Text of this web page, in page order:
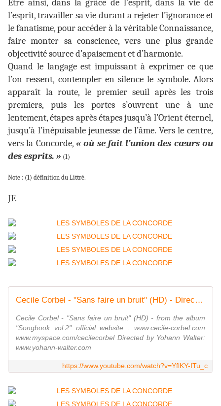
Être ainsi, dans la grâce de l’esprit, dans la vie de
l’esprit, travailler sa vie durant a rejeter l’ignorance et
le fanatisme, pour accéder à la véritable Connaissance,
faire monter sa conscience, vers une plus grande
objectivité source d’apaisement et d’harmonie.
Quand le langage est impuissant à exprimer ce que
l’on ressent, contempler en silence le symbole. Alors
apparaît la route, le premier seuil après les trois
premiers, puis les portes s’ouvrent une à une
lentement, étapes après étapes jusqu’à l’Orient éternel,
jusqu’à l’inépuisable jeunesse de l’âme. Vers le centre,
vers la Concorde, « où se fait l’union des cœurs ou
des esprits. » (1)
Note : (1) définition du Littré.
JF.
Cecile Corbel - "Sans faire un bruit" (HD) - Directed by Yohann Walter
Cecile Corbel - "Sans faire un bruit" (HD) - from the album
"Songbook vol.2" official website : www.cecile-corbel.com
www.myspace.com/cecilecorbel Directed by Yohann Walter:
www.yohann-walter.com
https://www.youtube.com/watch?v=YflKY-ITu_c